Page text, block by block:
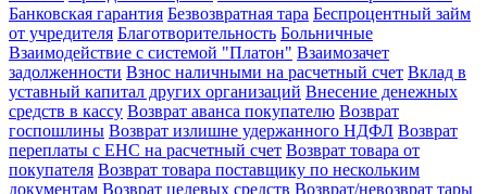
Банковская гарантия Безвозвратная тара Беспроцентный займ
от учредителя Благотворительность Больничные
Взаимодействие с системой "Платон" Взаимозачет
задолженности Взнос наличными на расчетный счет Вклад в
уставный капитал других организаций Внесение денежных
средств в кассу Возврат аванса покупателю Возврат
госпошлины Возврат излишне удержанного НДФЛ Возврат
переплаты с ЕНС на расчетный счет Возврат товара от
покупателя Возврат товара поставщику по нескольким
документам Возврат целевых средств Возврат/невозврат тары